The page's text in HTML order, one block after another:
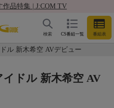
作品特集 | J:COM TV
CS番組一覧 番組表
検索
ル 新木希空 AVデビュー
ドル 新木希空 AV